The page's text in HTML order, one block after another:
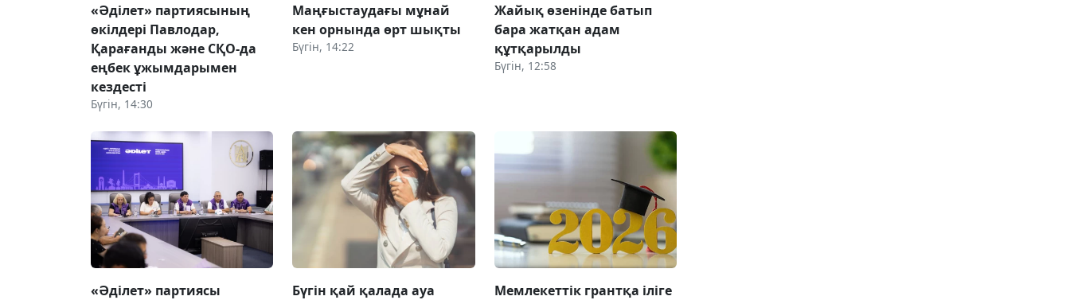
«Әділет» партиясының
өкілдері Павлодар,
Қарағанды және СҚО-да
еңбек ұжымдарымен
кездесті
Бүгін, 14:30
Маңғыстаудағы мұнай
кен орнында өрт шықты
Бүгін, 14:22
Жайық өзенінде батып
бара жатқан адам
құтқарылды
Бүгін, 12:58
«Әділет» партиясы Бүгін қай қалада ауа Мемлекеттік грантқа іліге